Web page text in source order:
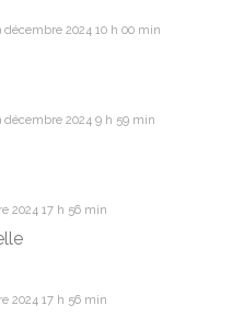
décembre 2024 10 h 00 min
décembre 2024 9 h 59 min
2024 17 h 56 min
2024 17 h 56 min